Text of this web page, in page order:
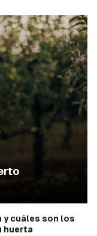
y cuáles son los
huerta